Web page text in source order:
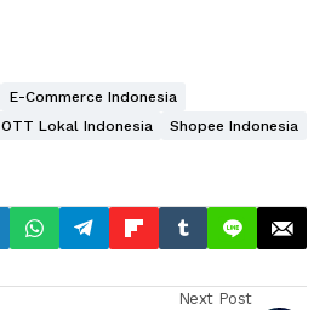
E-Commerce Indonesia
OTT Lokal Indonesia
Shopee Indonesia
Next Post